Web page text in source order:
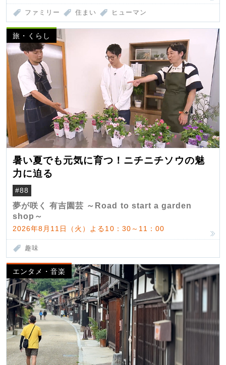
ファミリー 住まい ヒューマン
旅・くらし
暑い夏でも元気に育つ！ニチニチソウの魅
力に迫る
#88
夢が咲く 有吉園芸 ～Road to start a garden
shop～
2026年8月11日（火）よる10：30～11：00
趣味
エンタメ・音楽